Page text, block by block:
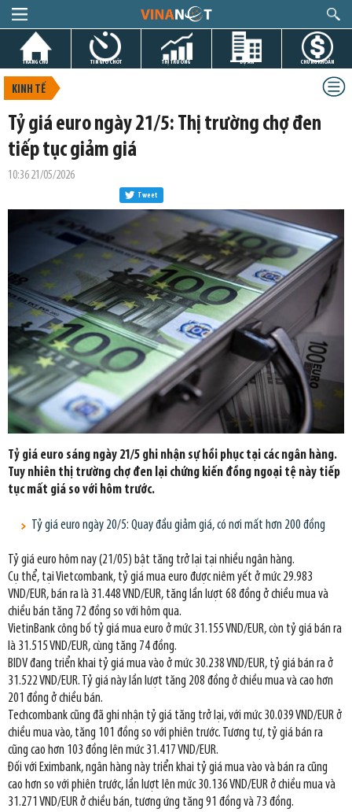
TRANG CHỦ TIN GIỜ CHÓT THỊ TRƯỜNG DỰ ÁN CHỨNG KHOÁN
KINH TẾ
Tỷ giá euro ngày 21/5: Thị trường chợ đen
tiếp tục giảm giá
10:36 21/05/2026
Tweet
Tỷ giá euro sáng ngày 21/5 ghi nhận sự hồi phục tại các ngân hàng.
Tuy nhiên thị trường chợ đen lại chứng kiến đồng ngoại tệ này tiếp
tục mất giá so với hôm trước.
Tỷ giá euro ngày 20/5: Quay đầu giảm giá, có nơi mất hơn 200 đồng
Tỷ giá euro hôm nay (21/05) bật tăng trở lại tại nhiều ngân hàng.
Cụ thể, tại Vietcombank, tỷ giá mua euro được niêm yết ở mức 29.983
VND/EUR, bán ra là 31.448 VND/EUR, tăng lần lượt 68 đồng ở chiều mua và
chiều bán tăng 72 đồng so với hôm qua.
VietinBank công bố tỷ giá mua euro ở mức 31.155 VND/EUR, còn tỷ giá bán ra
là 31.515 VND/EUR, cùng tăng 74 đồng.
BIDV đang triển khai tỷ giá mua vào ở mức 30.238 VND/EUR, tỷ giá bán ra ở
31.522 VND/EUR. Tỷ giá này lần lượt tăng 208 đồng ở chiều mua và cao hơn
201 đồng ở chiều bán.
Techcombank cũng đã ghi nhận tỷ giá tăng trở lại, với mức 30.039 VND/EUR ở
chiều mua vào, tăng 101 đồng so với phiên trước. Tương tự, tỷ giá bán ra
cũng cao hơn 103 đồng lên mức 31.417 VND/EUR.
Đối với Eximbank, ngân hàng này triển khai tỷ giá mua vào và bán ra cũng
cao hơn so với phiên trước, lần lượt lên mức 30.136 VND/EUR ở chiều mua và
31.271 VND/EUR ở chiều bán, tương ứng tăng 91 đồng và 73 đồng.